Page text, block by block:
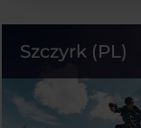
Szczyrk (PL)